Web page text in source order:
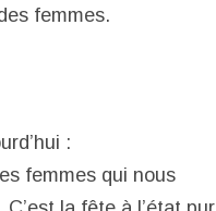
femmes.
:
femmes qui nous